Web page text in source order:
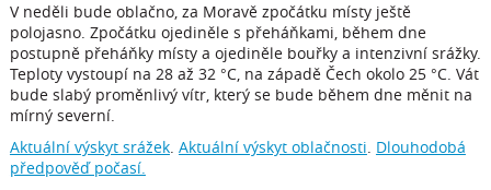
V neděli bude oblačno, za Moravě zpočátku místy ještě
polojasno. Zpočátku ojediněle s přeháňkami, během dne
postupně přeháňky místy a ojediněle bouřky a intenzivní srážky.
Teploty vystoupí na 28 až 32 °C, na západě Čech okolo 25 °C. Vát
bude slabý proměnlivý vítr, který se bude během dne měnit na
mírný severní.
Aktuální výskyt srážek. Aktuální výskyt oblačnosti. Dlouhodobá
předpověď počasí.